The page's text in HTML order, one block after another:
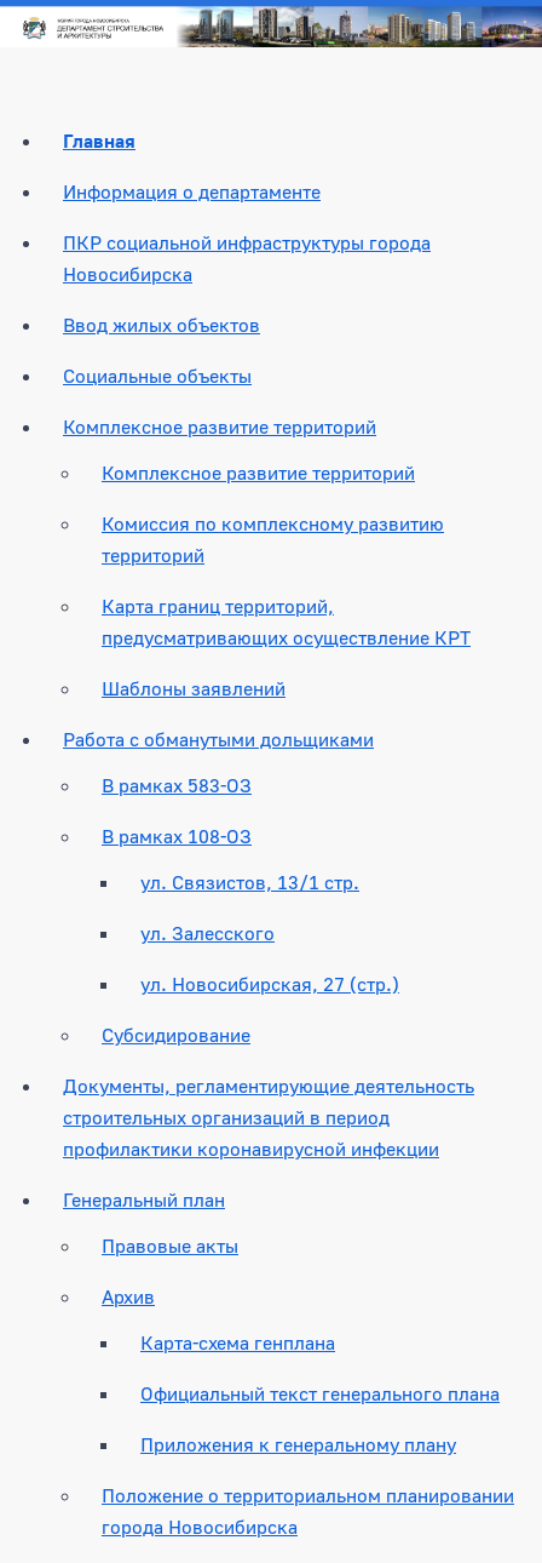
Главная
Информация о департаменте
ПКР социальной инфраструктуры города
Новосибирска
Ввод жилых объектов
Социальные объекты
Комплексное развитие территорий
Комплексное развитие территорий
Комиссия по комплексному развитию
территорий
Карта границ территорий,
предусматривающих осуществление КРТ
Шаблоны заявлений
Работа с обманутыми дольщиками
В рамках 583-ОЗ
В рамках 108-ОЗ
ул. Связистов, 13/1 стр.
ул. Залесского
ул. Новосибирская, 27 (стр.)
Субсидирование
Документы, регламентирующие деятельность
строительных организаций в период
профилактики коронавирусной инфекции
Генеральный план
Правовые акты
Архив
Карта-схема генплана
Официальный текст генерального плана
Приложения к генеральному плану
Положение о территориальном планировании
города Новосибирска